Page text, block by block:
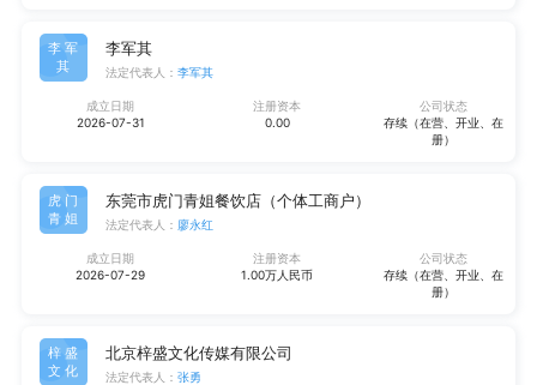
李军
其
李军其
法定代表人： 李军其
成立日期
2026-07-31
注册资本
0.00
公司状态
存续（在营、开业、在
册）
虎门
青姐
东莞市虎门青姐餐饮店（个体工商户）
法定代表人： 廖永红
成立日期
2026-07-29
注册资本
1.00万人民币
公司状态
存续（在营、开业、在
册）
梓盛
文化
北京梓盛文化传媒有限公司
法定代表人： 张勇